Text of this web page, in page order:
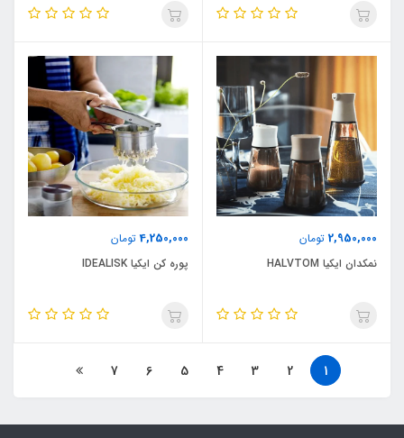
2,950,000 تومان
نمکدان ایکیا HALVTOM
4,250,000تومان
پوره کن ایکیا IDEALISK
1
2
3
4
5
6
7